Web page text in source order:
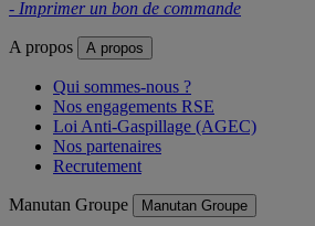
- Imprimer un bon de commande
A propos A propos
Qui sommes-nous ?
Nos engagements RSE
Loi Anti-Gaspillage (AGEC)
Nos partenaires
Recrutement
Manutan Groupe Manutan Groupe